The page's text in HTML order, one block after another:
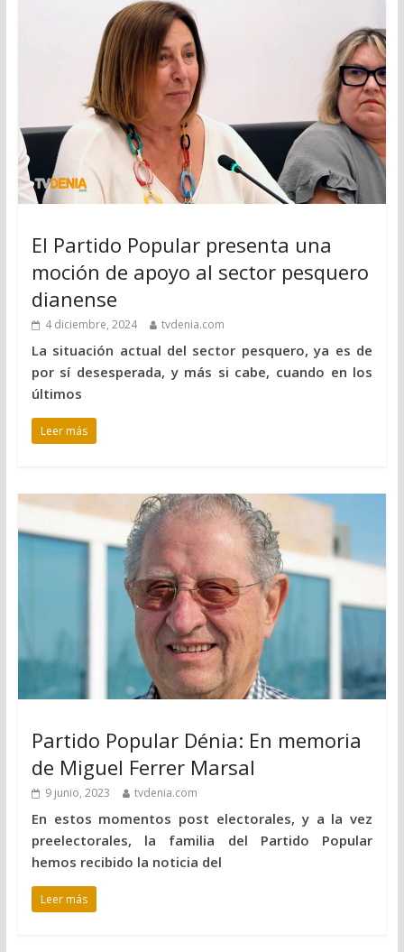
El Partido Popular presenta una
moción de apoyo al sector pesquero
dianense
4 diciembre, 2024 tvdenia.com
La situación actual del sector pesquero, ya es de
por sí desesperada, y más si cabe, cuando en los
últimos
Leer más
Partido Popular Dénia: En memoria
de Miguel Ferrer Marsal
9 junio, 2023 tvdenia.com
En estos momentos post electorales, y a la vez
preelectorales, la familia del Partido Popular
hemos recibido la noticia del
Leer más